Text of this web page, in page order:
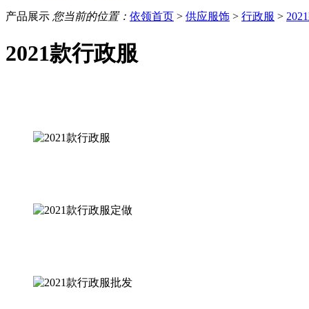
产品展示 您当前的位置： 依领首页 > 供应服饰 > 行政服 >
2021款行政服